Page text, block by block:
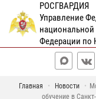
РОСГВАРДИЯ
Управление
национальной
Федерации по
Главная Новости
обучение в